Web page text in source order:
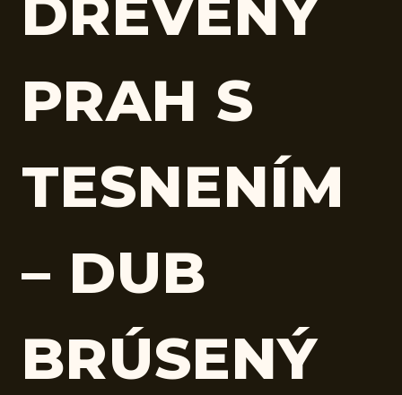
DREVENÝ
PRAH S
TESNENÍM
– DUB
BRÚSENÝ